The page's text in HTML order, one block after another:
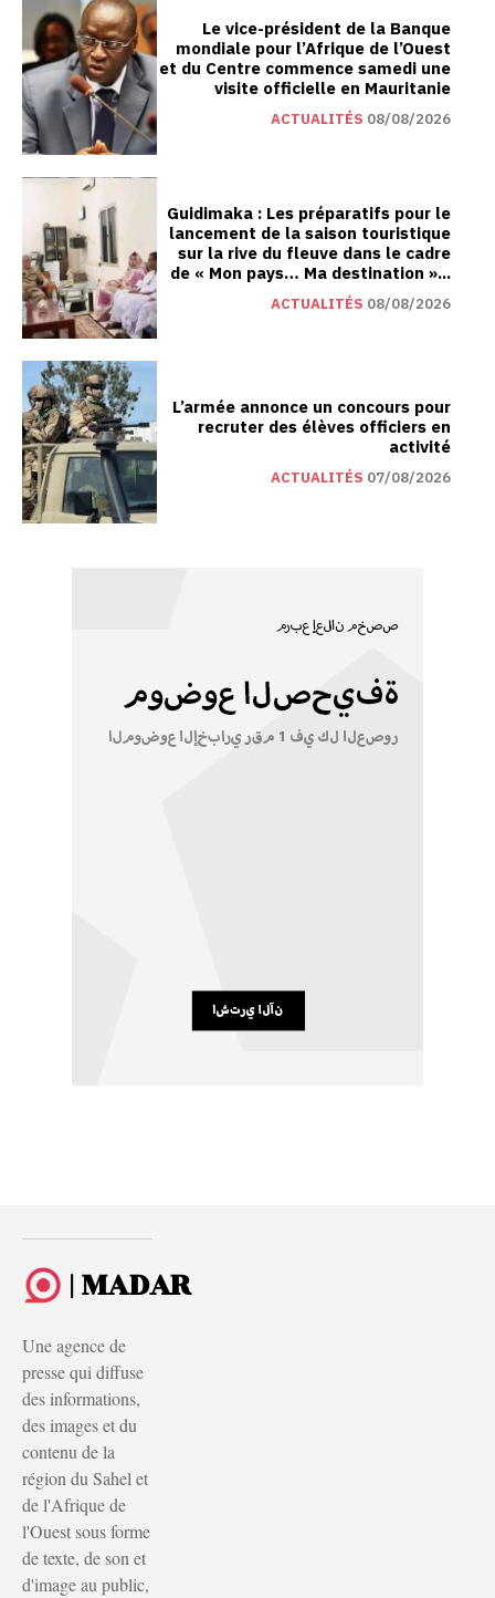
Le vice-président de la Banque
mondiale pour l’Afrique de l’Ouest
et du Centre commence samedi une
visite officielle en Mauritanie
ACTUALITÉS 08/08/2026
Guidimaka : Les préparatifs pour le
lancement de la saison touristique
sur la rive du fleuve dans le cadre
de « Mon pays… Ma destination »...
ACTUALITÉS 08/08/2026
L’armée annonce un concours pour
recruter des élèves officiers en
activité
ACTUALITÉS 07/08/2026
| MADAR
Une agence de
presse qui diffuse
des informations,
des images et du
contenu de la
région du Sahel et
de l'Afrique de
l'Ouest sous forme
de texte, de son et
d'image au public,